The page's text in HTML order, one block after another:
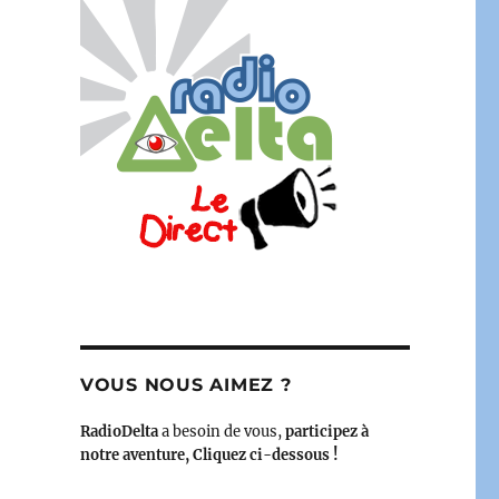
la République – 13 octobre 2024 »
VOUS NOUS AIMEZ ?
RadioDeltaa besoin de vous,participez à
notre aventure, Cliquez ci-dessous !